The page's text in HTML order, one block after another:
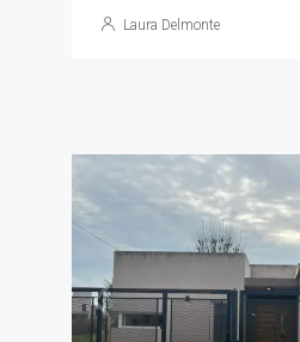
Laura Delmonte